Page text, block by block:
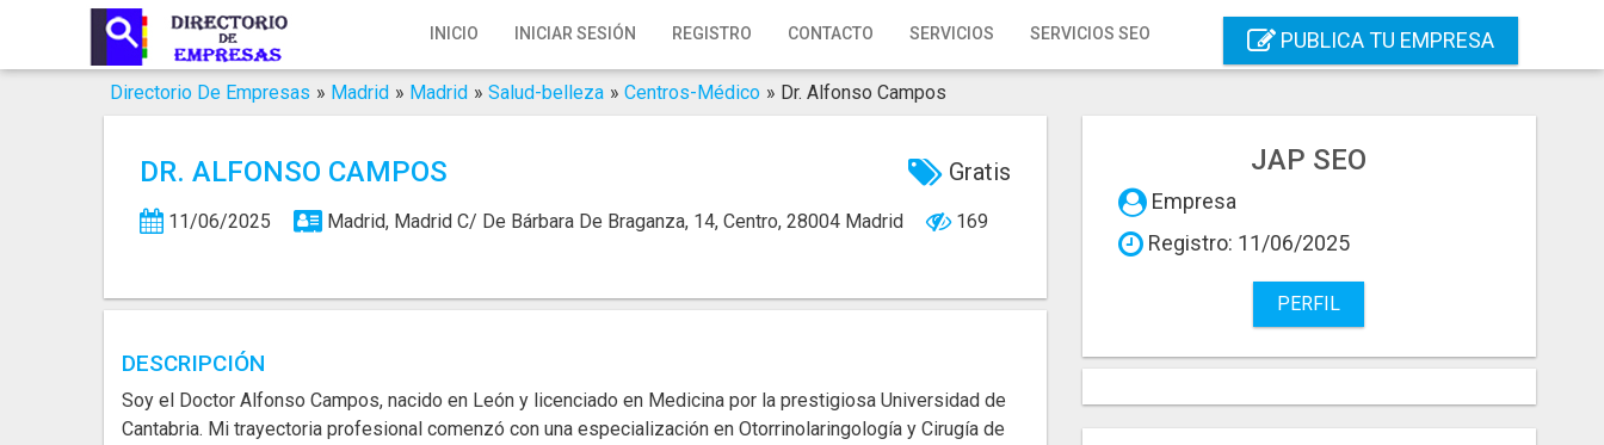
INICIO INICIAR SESIÓN REGISTRO CONTACTO SERVICIOS SERVICIOS SEO PUBLICA TU EMPRESA
Inicio
Iniciar Sesión
Servicios SEO
Publica Tu Empresa
Directorio De Empresas » Madrid » Madrid » Salud-belleza » Centros-Médico » Dr. Alfonso Campos
DR. ALFONSO CAMPOS Gratis
11/06/2025 Madrid, Madrid C/ De Bárbara De Braganza, 14, Centro, 28004 Madrid 169
DESCRIPCIÓN
Soy el Doctor Alfonso Campos, nacido en León y licenciado en Medicina por la prestigiosa Universidad de
Cantabria. Mi trayectoria profesional comenzó con una especialización en Otorrinolaringología y Cirugía de
JAP SEO
Empresa
Registro: 11/06/2025
PERFIL